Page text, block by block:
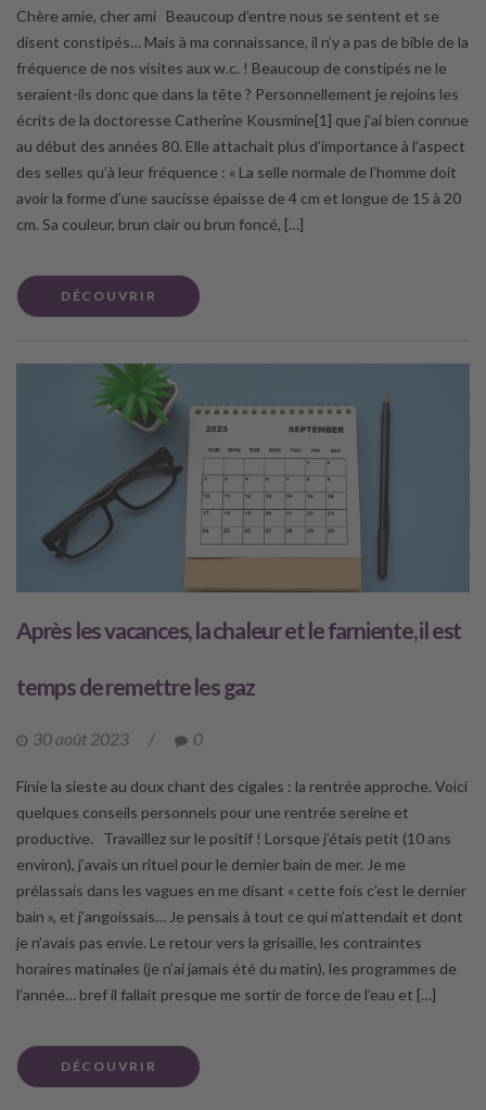
Chère amie, cher ami Beaucoup d’entre nous se sentent et se
disent constipés… Mais à ma connaissance, il n’y a pas de bible de la
fréquence de nos visites aux w.c. ! Beaucoup de constipés ne le
seraient-ils donc que dans la tête ? Personnellement je rejoins les
écrits de la doctoresse Catherine Kousmine[1] que j’ai bien connue
au début des années 80. Elle attachait plus d’importance à l’aspect
des selles qu’à leur fréquence : « La selle normale de l’homme doit
avoir la forme d’une saucisse épaisse de 4 cm et longue de 15 à 20
cm. Sa couleur, brun clair ou brun foncé, […]
DÉCOUVRIR
Après les vacances, la chaleur et le farniente, il est
temps de remettre les gaz
30 août 2023 / 0
Finie la sieste au doux chant des cigales : la rentrée approche. Voici
quelques conseils personnels pour une rentrée sereine et
productive. Travaillez sur le positif ! Lorsque j’étais petit (10 ans
environ), j’avais un rituel pour le dernier bain de mer. Je me
prélassais dans les vagues en me disant « cette fois c’est le dernier
bain », et j’angoissais… Je pensais à tout ce qui m’attendait et dont
je n’avais pas envie. Le retour vers la grisaille, les contraintes
horaires matinales (je n’ai jamais été du matin), les programmes de
l’année… bref il fallait presque me sortir de force de l’eau et […]
DÉCOUVRIR